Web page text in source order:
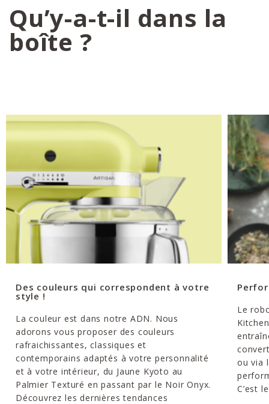
Qu’y-a-t-il dans la
boîte ?
Des couleurs qui correspondent à votre
style !
La couleur est dans notre ADN. Nous
adorons vous proposer des couleurs
rafraichissantes, classiques et
contemporains adaptés à votre personnalité
et à votre intérieur, du Jaune Kyoto au
Palmier Texturé en passant par le Noir Onyx.
Découvrez les dernières tendances
Le
ou via
C’est